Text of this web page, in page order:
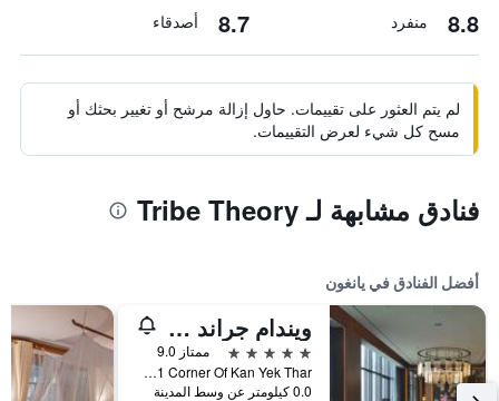
8.8 منفرد 8.7 أصدقاء
لم يتم العثور على تقييمات. حاول إزالة مرشح أو تغيير بحثك أو
مسح كل شيء لعرض التقييمات.
فنادق مشابهة لـ Tribe Theory
أفضل الفنادق في يانغون
ويندام جراند يانجون هوتل
5 نجوم
ممتاز 9.0
No 11 Corner Of Kan Yek Thar, يانغون, ميانمار (بورما)
0.0 كيلومتر عن وسط المدينة